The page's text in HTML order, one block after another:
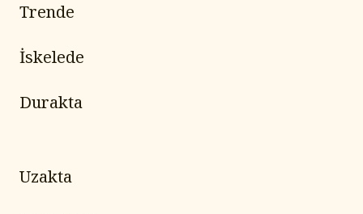
Trende
İskelede
Durakta
Uzakta